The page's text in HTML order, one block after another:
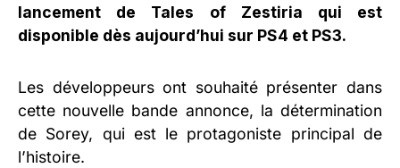
lancement de Tales of Zestiria qui est
disponible dès aujourd’hui sur PS4 et PS3.
Les développeurs ont souhaité présenter dans
cette nouvelle bande annonce, la détermination
de Sorey, qui est le protagoniste principal de
l’histoire.